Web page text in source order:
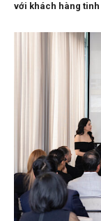
với khách hàng